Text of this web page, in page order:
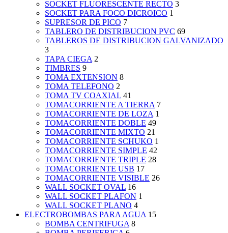
SOCKET FLUORESCENTE RECTO 3
SOCKET PARA FOCO DICROICO 1
SUPRESOR DE PICO 7
TABLERO DE DISTRIBUCION PVC 69
TABLEROS DE DISTRIBUCION GALVANIZADO
3
TAPA CIEGA 2
TIMBRES 9
TOMA EXTENSION 8
TOMA TELEFONO 2
TOMA TV COAXIAL 41
TOMACORRIENTE A TIERRA 7
TOMACORRIENTE DE LOZA 1
TOMACORRIENTE DOBLE 49
TOMACORRIENTE MIXTO 21
TOMACORRIENTE SCHUKO 1
TOMACORRIENTE SIMPLE 42
TOMACORRIENTE TRIPLE 28
TOMACORRIENTE USB 17
TOMACORRIENTE VISIBLE 26
WALL SOCKET OVAL 16
WALL SOCKET PLAFON 1
WALL SOCKET PLANO 4
ELECTROBOMBAS PARA AGUA 15
BOMBA CENTRIFUGA 8